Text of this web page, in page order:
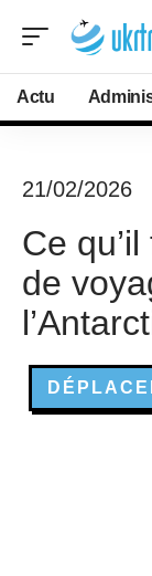
Actu
21/02/2026
Ce
de